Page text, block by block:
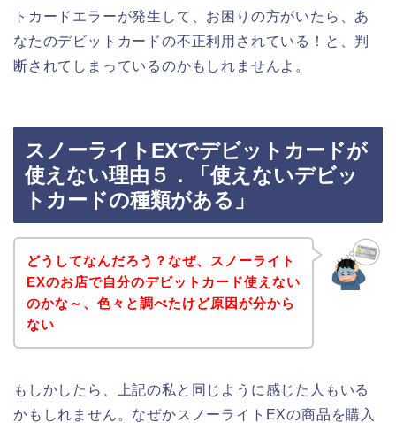
トカードエラーが発生して、お困りの方がいたら、あ
なたのデビットカードの不正利用されている！と、判
断されてしまっているのかもしれませんよ。
スノーライトEXでデビットカードが
使えない理由５．「使えないデビッ
トカードの種類がある」
どうしてなんだろう？なぜ、スノーライト
EXのお店で自分のデビットカード使えない
のかな～、色々と調べたけど原因が分から
ない
もしかしたら、上記の私と同じように感じた人もいる
かもしれません。なぜかスノーライトEXの商品を購入